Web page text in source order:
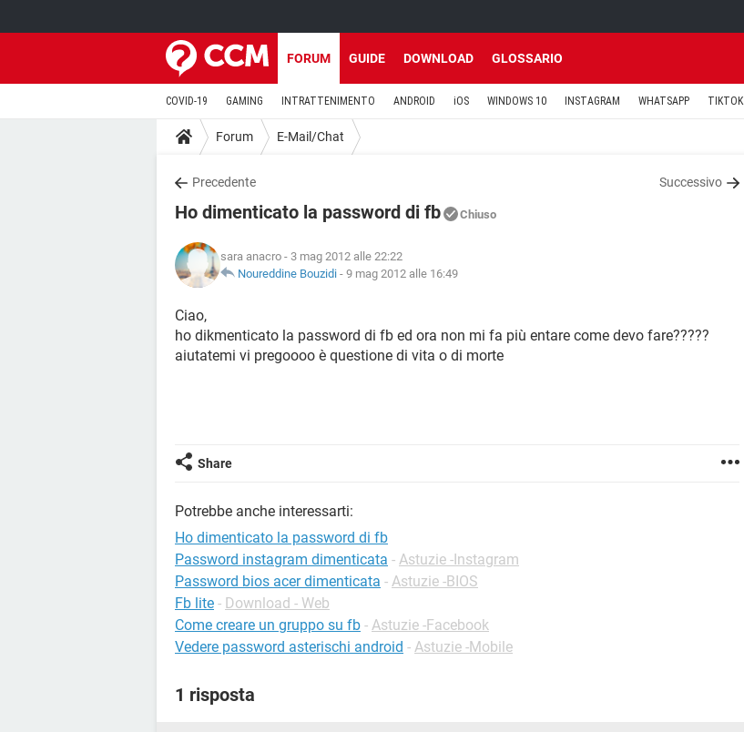
FORUM GUIDE DOWNLOAD GLOSSARIO
COVID-19 GAMING INTRATTENIMENTO ANDROID iOS WINDOWS 10 INSTAGRAM WHATSAPP TIKTOK
Forum E-Mail/Chat
Precedente Successivo
Ho dimenticato la password di fb Chiuso
sara anacro - 3 mag 2012 alle 22:22
Noureddine Bouzidi - 9 mag 2012 alle 16:49
Ciao,
ho dikmenticato la password di fb ed ora non mi fa più entare come devo fare?????
aiutatemi vi pregoooo è questione di vita o di morte
Share
Potrebbe anche interessarti:
Ho dimenticato la password di fb
Password instagram dimenticata - Astuzie -Instagram
Password bios acer dimenticata - Astuzie -BIOS
Fb lite - Download - Web
Come creare un gruppo su fb - Astuzie -Facebook
Vedere password asterischi android - Astuzie -Mobile
1 risposta